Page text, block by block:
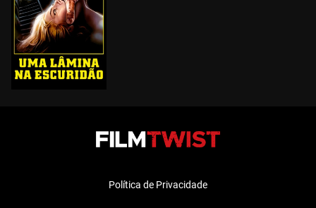
Política de Privacidade